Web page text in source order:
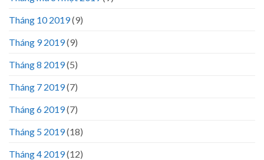
Tháng 10 2019(9)
Tháng 9 2019(9)
Tháng 8 2019(5)
Tháng 7 2019(7)
Tháng 6 2019(7)
Tháng 5 2019(18)
Tháng 4 2019(12)